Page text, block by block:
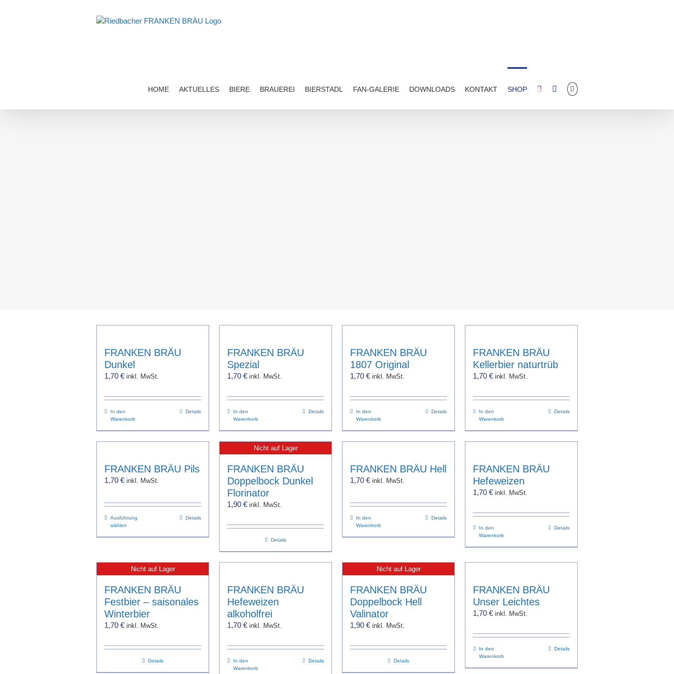
HOME AKTUELLES BIERE BRAUEREI BIERSTADL FAN-GALERIE DOWNLOADS KONTAKT SHOP
FRANKEN BRÄU
Dunkel
1,70 € inkl. MwSt.
In den
Warenkorb
Details
FRANKEN BRÄU
Spezial
1,70 € inkl. MwSt.
In den
Warenkorb
Details
FRANKEN BRÄU
1807 Original
1,70 € inkl. MwSt.
In den
Warenkorb
Details
FRANKEN BRÄU
Kellerbier naturtrüb
1,70 € inkl. MwSt.
In den
Warenkorb
Details
FRANKEN BRÄU Pils
1,70 € inkl. MwSt.
Ausführung
wählen
Varianten
auf.
Die
Optionen
können
der
gewählt
werden
Details
Nicht auf Lager
FRANKEN BRÄU
Doppelbock Dunkel
Florinator
1,90 € inkl. MwSt.
Details
FRANKEN BRÄU Hell
1,70 € inkl. MwSt.
In den
Warenkorb
Details
FRANKEN BRÄU
Hefeweizen
1,70 € inkl. MwSt.
In den
Warenkorb
Details
Nicht auf Lager
FRANKEN BRÄU
Festbier – saisonales
Winterbier
1,70 € inkl. MwSt.
Details
FRANKEN BRÄU
Hefeweizen
alkoholfrei
1,70 € inkl. MwSt.
In den
Warenkorb
Details
Nicht auf Lager
FRANKEN BRÄU
Doppelbock Hell
Valinator
1,90 € inkl. MwSt.
Details
FRANKEN BRÄU
Unser Leichtes
1,70 € inkl. MwSt.
In den
Warenkorb
Details